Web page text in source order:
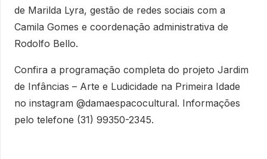
de Marilda Lyra, gestão de redes sociais com a
Camila Gomes e coordenação administrativa de
Rodolfo Bello.
Confira a programação completa do projeto Jardim
de Infâncias – Arte e Ludicidade na Primeira Idade
no instagram @damaespacocultural. Informações
pelo telefone (31) 99350-2345.